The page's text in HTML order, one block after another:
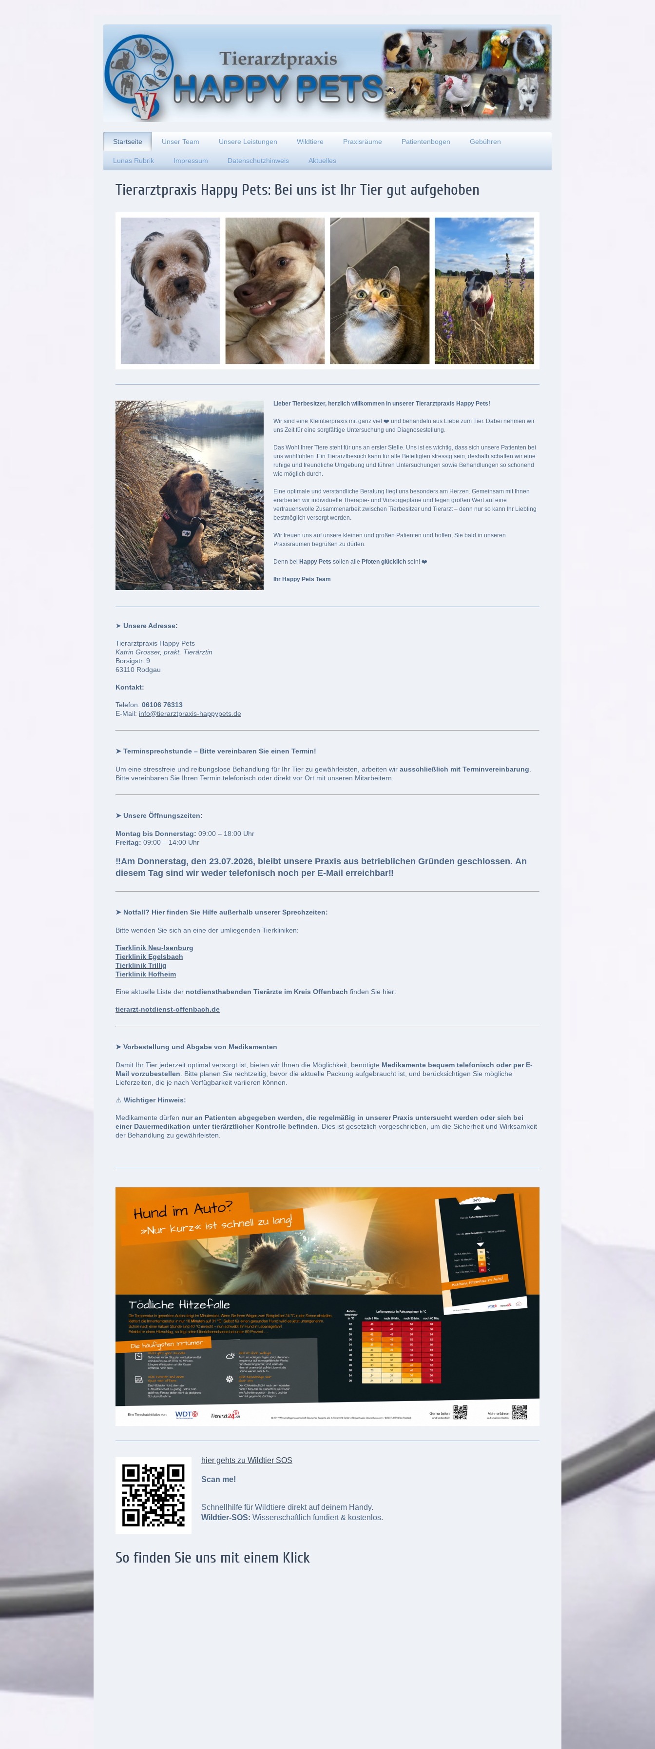
Startseite Unser Team Unsere Leistungen Wildtiere Praxisräume Patientenbogen Gebühren
Lunas Rubrik Impressum Datenschutzhinweis Aktuelles
Tierarztpraxis Happy Pets: Bei uns ist Ihr Tier gut aufgehoben
Lieber Tierbesitzer, herzlich willkommen in unserer Tierarztpraxis Happy Pets!
Wir sind eine Kleintierpraxis mit ganz viel ❤️ und behandeln aus Liebe zum Tier. Dabei nehmen wir
uns Zeit für eine sorgfältige Untersuchung und Diagnosestellung.
Das Wohl Ihrer Tiere steht für uns an erster Stelle. Uns ist es wichtig, dass sich unsere Patienten bei
uns wohlfühlen. Ein Tierarztbesuch kann für alle Beteiligten stressig sein, deshalb schaffen wir eine
ruhige und freundliche Umgebung und führen Untersuchungen sowie Behandlungen so schonend
wie möglich durch.
Eine optimale und verständliche Beratung liegt uns besonders am Herzen. Gemeinsam mit Ihnen
erarbeiten wir individuelle Therapie- und Vorsorgepläne und legen großen Wert auf eine
vertrauensvolle Zusammenarbeit zwischen Tierbesitzer und Tierarzt – denn nur so kann Ihr Liebling
bestmöglich versorgt werden.
Wir freuen uns auf unsere kleinen und großen Patienten und hoffen, Sie bald in unseren
Praxisräumen begrüßen zu dürfen.
Denn bei Happy Pets sollen alle Pfoten glücklich sein! ❤️
Ihr Happy Pets Team
➤ Unsere Adresse:
Tierarztpraxis Happy Pets
Katrin Grosser, prakt. Tierärztin
Borsigstr. 9
63110 Rodgau
Kontakt:
Telefon: 06106 76313
E-Mail: info@tierarztpraxis-happypets.de
➤ Terminsprechstunde – Bitte vereinbaren Sie einen Termin!
Um eine stressfreie und reibungslose Behandlung für Ihr Tier zu gewährleisten, arbeiten wir ausschließlich mit Terminvereinbarung.
Bitte vereinbaren Sie Ihren Termin telefonisch oder direkt vor Ort mit unseren Mitarbeitern.
➤ Unsere Öffnungszeiten:
Montag bis Donnerstag: 09:00 – 18:00 Uhr
Freitag: 09:00 – 14:00 Uhr
‼️Am Donnerstag, den 23.07.2026, bleibt unsere Praxis aus betrieblichen Gründen geschlossen. An
diesem Tag sind wir weder telefonisch noch per E-Mail erreichbar‼️
➤​ Notfall? Hier finden Sie Hilfe außerhalb unserer Sprechzeiten:
Bitte wenden Sie sich an eine der umliegenden Tierkliniken:
Tierklinik Neu-Isenburg
Tierklinik Egelsbach
Tierklinik Trillig
Tierklinik Hofheim
Eine aktuelle Liste der notdiensthabenden Tierärzte im Kreis Offenbach finden Sie hier:
tierarzt-notdienst-offenbach.de
➤ Vorbestellung und Abgabe von Medikamenten
Damit Ihr Tier jederzeit optimal versorgt ist, bieten wir Ihnen die Möglichkeit, benötigte Medikamente bequem telefonisch oder per E-
Mail vorzubestellen. Bitte planen Sie rechtzeitig, bevor die aktuelle Packung aufgebraucht ist, und berücksichtigen Sie mögliche
Lieferzeiten, die je nach Verfügbarkeit variieren können.
⚠ Wichtiger Hinweis:
Medikamente dürfen nur an Patienten abgegeben werden, die regelmäßig in unserer Praxis untersucht werden oder sich bei
einer Dauermedikation unter tierärztlicher Kontrolle befinden. Dies ist gesetzlich vorgeschrieben, um die Sicherheit und Wirksamkeit
der Behandlung zu gewährleisten.
hier gehts zu Wildtier SOS
Scan me!
Schnellhilfe für Wildtiere direkt auf deinem Handy.
Wildtier-SOS: Wissenschaftlich fundiert & kostenlos.
So finden Sie uns mit einem Klick